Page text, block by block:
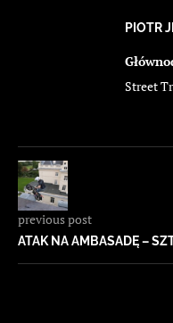
PIOTR
Street
previous post
ATAK NA AMBASADĘ –